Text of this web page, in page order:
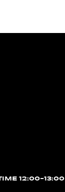
12:00~13:00